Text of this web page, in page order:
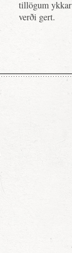
tillögum
verði gert.